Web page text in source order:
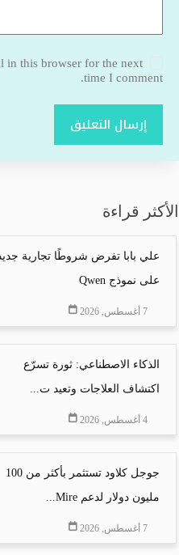
in this browser for the next
time I comment.
إرسال التعليق
الأكثر قراءة
علي بابا تفرض شروطًا تجارية
على نموذج Qwen
7 أغسطس, 2026
الذكاء الاصطناعي: ثورة تسرّع
اكتشاف العلاجات وتعيد ت...
4 أغسطس, 2026
جوجل كلاود تستثمر بأكثر من 100
مليون دولار لدعم Mire...
7 أغسطس, 2026